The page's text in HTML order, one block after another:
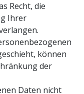
Recht, die
Ihrer
können
der
Daten nicht